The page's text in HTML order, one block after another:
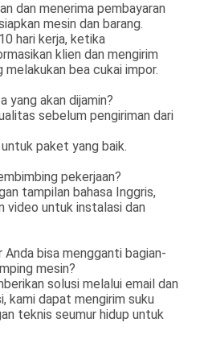
dan menerima pembayaran
mesin dan barang.
hari kerja, ketika
klien dan mengirim
bea cukai impor.
yang akan dijamin?
sebelum pengiriman dari
paket yang baik.
pekerjaan?
tampilan bahasa Inggris,
video untuk instalasi dan
Anda bisa mengganti bagian-
mesin?
solusi melalui email dan
kami dapat mengirim suku
teknis seumur hidup untuk